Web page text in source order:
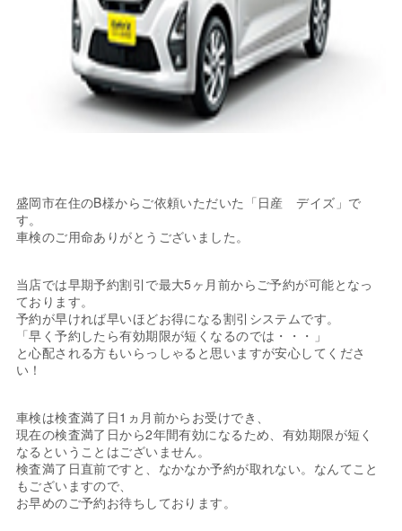
盛岡市在住のB様からご依頼いただいた「日産 デイズ」で
す。
車検のご用命ありがとうございました。
当店では早期予約割引で最大5ヶ月前からご予約が可能となっ
ております。
予約が早ければ早いほどお得になる割引システムです。
「早く予約したら有効期限が短くなるのでは・・・」
と心配される方もいらっしゃると思いますが安心してくださ
い！
車検は検査満了日1ヵ月前からお受けでき、
現在の検査満了日から2年間有効になるため、有効期限が短く
なるということはございません。
検査満了日直前ですと、なかなか予約が取れない。なんてこと
もございますので、
お早めのご予約お待ちしております。